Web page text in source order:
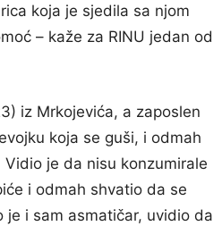
koja je sjedila sa njom
– kaže za RINU jedan od
iz Mrkojevića, a zaposlen
koja se guši, i odmah
je da nisu konzumirale
i odmah shvatio da se
je i sam asmatičar, uvidio da